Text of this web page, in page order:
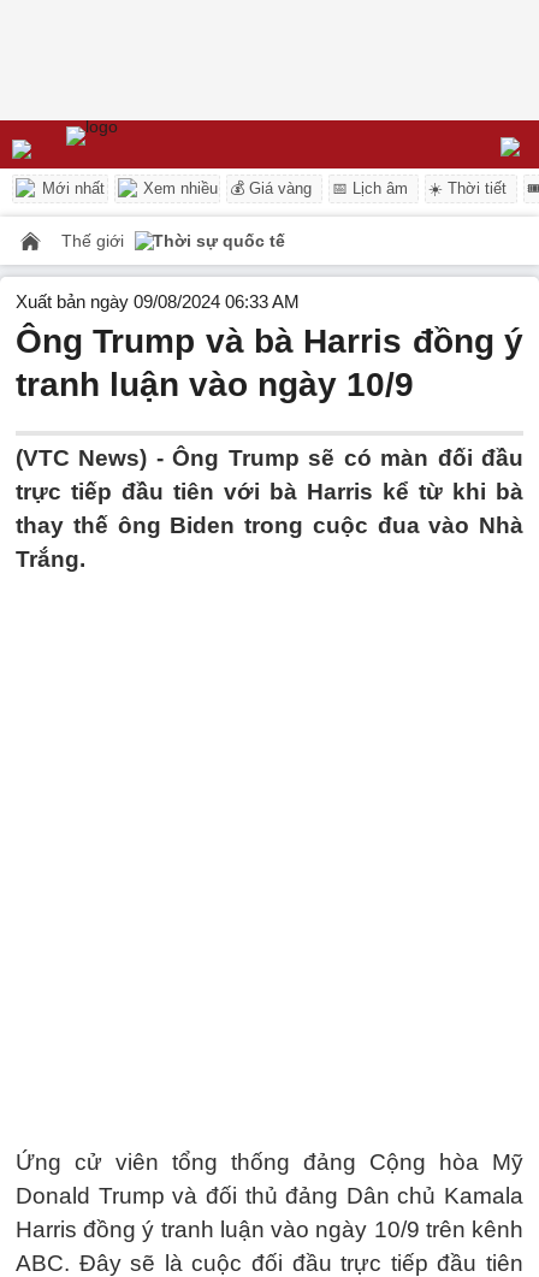
Mới nhất Xem nhiều 💰 Giá vàng 📅 Lịch âm ☀️ Thời tiết
Thế giới Thời sự quốc tế
Xuất bản ngày 09/08/2024 06:33 AM
Ông Trump và bà Harris đồng ý
tranh luận vào ngày 10/9
(VTC News) -Ông Trump sẽ có màn đối đầu
trực tiếp đầu tiên với bà Harris kể từ khi bà
thay thế ông Biden trong cuộc đua vào Nhà
Trắng.
Ứng cử viên tổng thống đảng Cộng hòa Mỹ
Donald Trump và đối thủ đảng Dân chủ Kamala
Harris đồng ý tranh luận vào ngày 10/9 trên kênh
ABC. Đây sẽ là cuộc đối đầu trực tiếp đầu tiên